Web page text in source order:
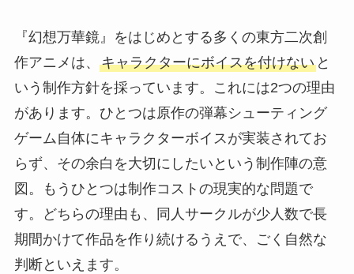
『幻想万華鏡』をはじめとする多くの東方二次創
作アニメは、 キャラクターにボイスを付けないと
いう制作方針を採っています。これには2つの理由
があります。ひとつは原作の弾幕シューティング
ゲーム自体にキャラクターボイスが実装されてお
らず、その余白を大切にしたいという制作陣の意
図。もうひとつは制作コストの現実的な問題で
す。どちらの理由も、同人サークルが少人数で長
期間かけて作品を作り続けるうえで、ごく自然な
判断といえます。